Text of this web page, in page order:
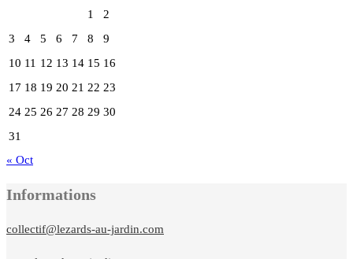
1
2
3
4 5 6 7 8
9
10 11 12 13 14 15 16
17 18 19 20 21 22 23
24 25 26 27 28 29 30
31
« Oct
Informations
collectif@lezards-au-jardin.com